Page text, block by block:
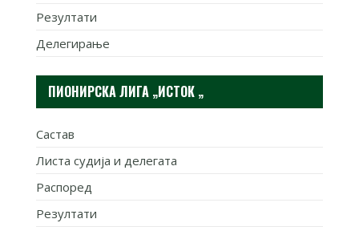
Резултати
Делегирање
ПИОНИРСКА ЛИГА „ИСТОК „
Састав
Листа судија и делегата
Распоред
Резултати